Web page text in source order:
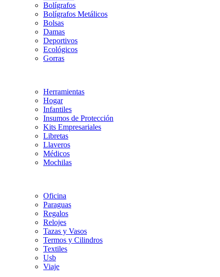
Bolígrafos
Bolígrafos Metálicos
Bolsas
Damas
Deportivos
Ecológicos
Gorras
Herramientas
Hogar
Infantiles
Insumos de Protección
Kits Empresariales
Libretas
Llaveros
Médicos
Mochilas
Oficina
Paraguas
Regalos
Relojes
Tazas y Vasos
Termos y Cilindros
Textiles
Usb
Viaje